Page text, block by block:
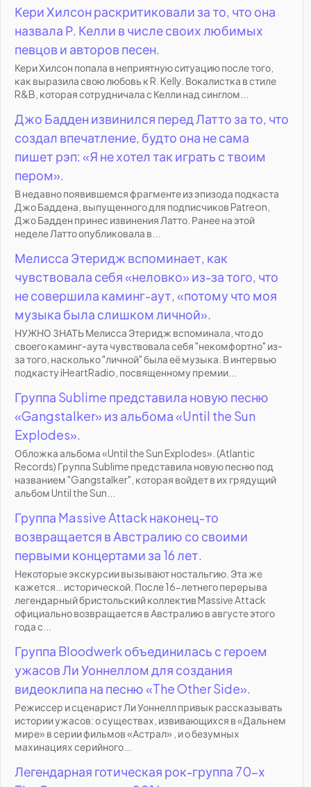
Кери Хилсон раскритиковали за то, что она
назвала Р. Келли в числе своих любимых
певцов и авторов песен.
Кери Хилсон попала в неприятную ситуацию после того,
как выразила свою любовь к R. Kelly. Вокалистка в стиле
R&B, которая сотрудничала с Келли над синглом...
Джо Бадден извинился перед Латто за то, что
создал впечатление, будто она не сама
пишет рэп: «Я не хотел так играть с твоим
пером».
В недавно появившемся фрагменте из эпизода подкаста
Джо Баддена, выпущенного для подписчиков Patreon,
Джо Бадден принес извинения Латто. Ранее на этой
неделе Латто опубликовала в...
Мелисса Этеридж вспоминает, как
чувствовала себя «неловко» из-за того, что
не совершила каминг-аут, «потому что моя
музыка была слишком личной».
НУЖНО ЗНАТЬ Мелисса Этеридж вспоминала, что до
своего каминг-аута чувствовала себя "некомфортно" из-
за того, насколько "личной" была её музыка. В интервью
подкасту iHeartRadio, посвященному премии...
Группа Sublime представила новую песню
«Gangstalker» из альбома «Until the Sun
Explodes».
Обложка альбома «Until the Sun Explodes». (Atlantic
Records) Группа Sublime представила новую песню под
названием "Gangstalker", которая войдет в их грядущий
альбом Until the Sun...
Группа Massive Attack наконец-то
возвращается в Австралию со своими
первыми концертами за 16 лет.
Некоторые экскурсии вызывают ностальгию. Эта же
кажется… исторической. После 16-летнего перерыва
легендарный бристольский коллектив Massive Attack
официально возвращается в Австралию в августе этого
года с...
Группа Bloodwerk объединилась с героем
ужасов Ли Уоннеллом для создания
видеоклипа на песню «The Other Side».
Режиссер и сценарист Ли Уоннелл привык рассказывать
истории ужасов: о существах, извивающихся в «Дальнем
мире» в серии фильмов «Астрал» , и о безумных
махинациях серийного...
Легендарная готическая рок-группа 70-х